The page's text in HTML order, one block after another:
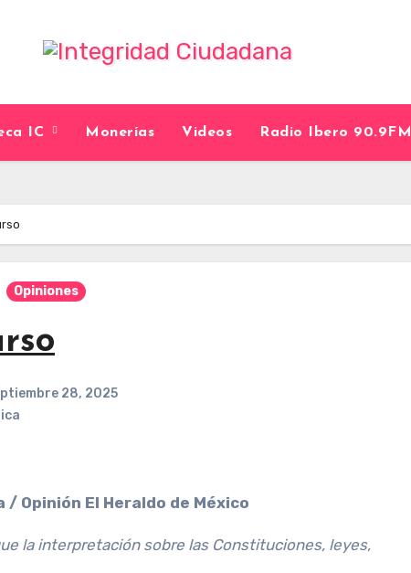
IC Monerías Videos Radio Ibero 90.9FM
Opiniones
28, 2025
Opinión El Heraldo de México
la interpretación sobre las Constituciones, leyes,